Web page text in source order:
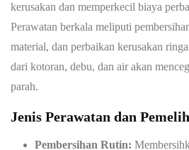
kerusakan dan memperkecil biaya
Perawatan berkala meliputi
material, dan perbaikan kerusakan
dari kotoran, debu, dan air akan
parah.
Jenis Perawatan dan
Pembersihan Rutin: